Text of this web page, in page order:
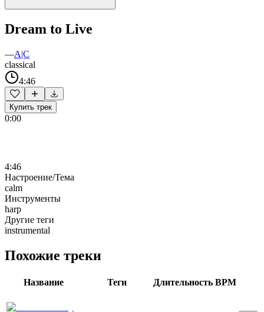
Dream to Live
—A|C
classical
4:46
Купить трек
0:00
4:46
Настроение/Тема
calm
Инструменты
harp
Другие теги
instrumental
Похожие треки
Название Теги Длительность BPM